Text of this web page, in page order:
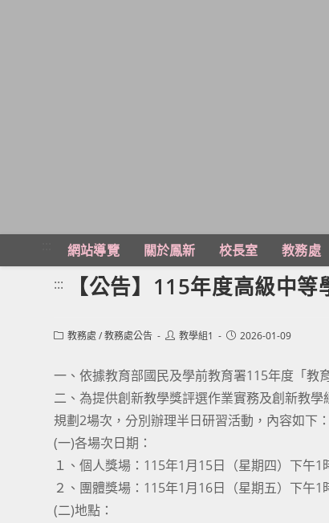
主
網站導覽 關於鳳新 校長室 教務處
::: 【公告】115年度高級中
Post教務處 /教務處公告
Post教學組1
Post2026-01-09
一、依據教育部國民及學前教育署115年度「教
二、為提供創新教學獎評選作業實務及創新教
規劃2場次，分別辦理半日研習活動，內容如下：
(一)各場次日期：
１、個人獎場：115年1月15日（星期四）下午1
２、團體獎場：115年1月16日（星期五）下午1
(二)地點：